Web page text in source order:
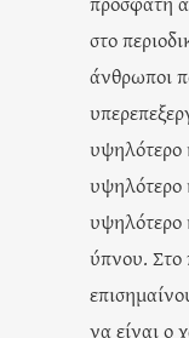
στο
άνθρωποι
υψηλότερο
υψηλότερο
υψηλότερο
ύπνου. Στο
να είναι ο